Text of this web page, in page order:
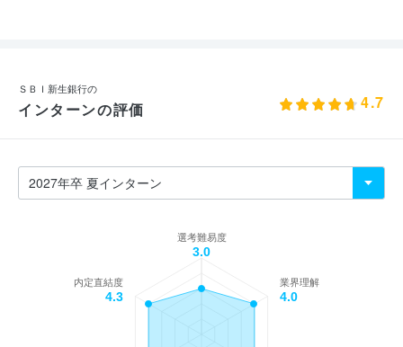
ＳＢＩ新生銀行の
インターンの評価 4.7
選考難易度
3.0
業界理解
4.0
内定直結度
4.3